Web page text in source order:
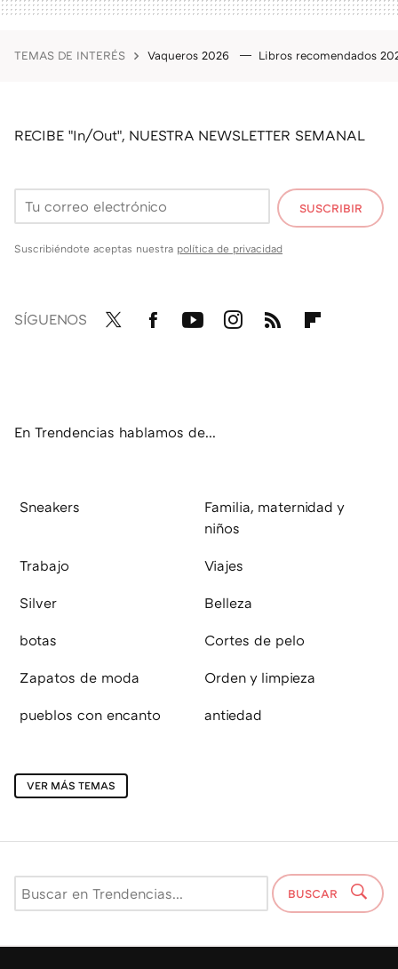
TEMAS DE INTERÉS Vaqueros 2026 Libros recomendados
RECIBE "In/Out", NUESTRA NEWSLETTER SEMANAL
SUSCRIBIR
Suscribiéndote aceptas nuestra política de privacidad
SÍGUENOS
En Trendencias hablamos de...
Sneakers
Familia, maternidad y
niños
Trabajo Viajes
Silver Belleza
botas Cortes de pelo
Zapatos de moda Orden y limpieza
pueblos con encanto antiedad
VER MÁS TEMAS
BUSCAR